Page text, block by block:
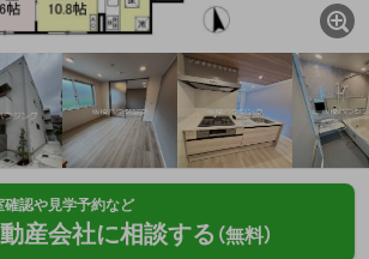
確認や見学予約など
産会社に相談する （無料）